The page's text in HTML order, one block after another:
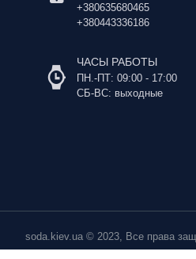
+380635680465
+380443336186
ЧАСЫ РАБОТЫ
ПН.-ПТ: 09:00 - 17:00
СБ-ВС: выходные
soda.kiev.ua © 2023, Все права